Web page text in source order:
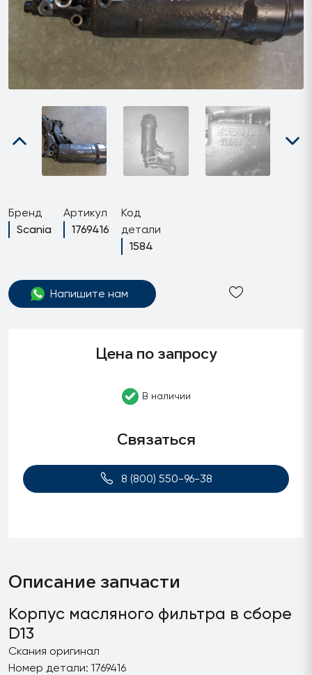
Бренд
Scania
Артикул
1769416
Код
детали
1584
Напишите нам
Цена по запросу
В наличии
Связаться
8 (800) 550-96-38
Описание запчасти
Корпус масляного фильтра в сборе
D13
Скания оригинал
Номер детали: 1769416